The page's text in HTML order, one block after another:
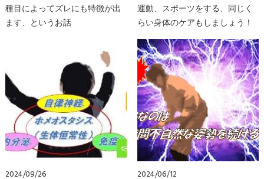
種目によってズレにも特徴が出
ます、というお話
運動、スポーツをする、同じく
らい身体のケアもしましょう！
2024/09/26
2024/06/12